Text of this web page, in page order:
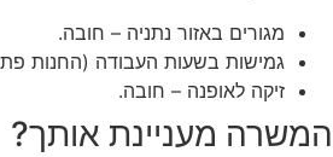
מגורים באזור נתניה – חובה.
גמישות בשעות העבודה (החנות פתוחה בימים א'-ה' בין 09:00-22:00, ובימי שישי עד
זיקה לאופנה – חובה.
המשרה מעניינת אותך?